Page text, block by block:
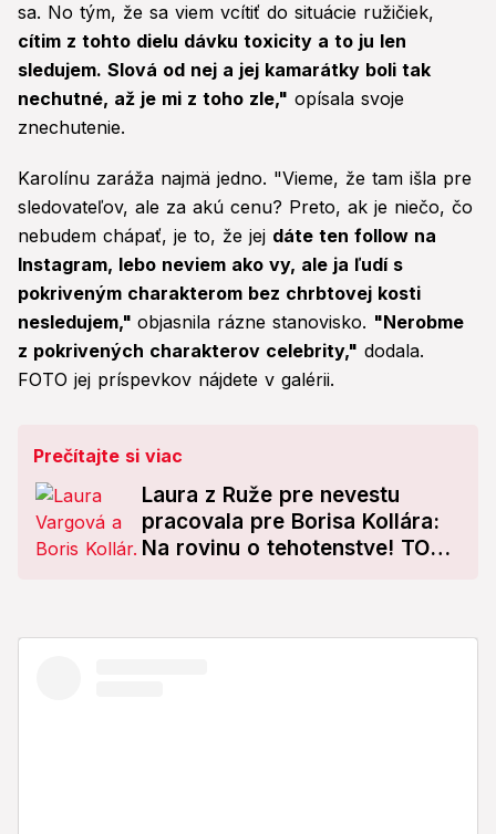
sa. No tým, že sa viem vcítiť do situácie ružičiek,
cítim z tohto dielu dávku toxicity a to ju len
sledujem. Slová od nej a jej kamarátky boli tak
nechutné, až je mi z toho zle," opísala svoje
znechutenie.
Karolínu zaráža najmä jedno. "Vieme, že tam išla pre
sledovateľov, ale za akú cenu? Preto, ak je niečo, čo
nebudem chápať, je to, že jej dáte ten follow na
Instagram, lebo neviem ako vy, ale ja ľudí s
pokriveným charakterom bez chrbtovej kosti
nesledujem," objasnila rázne stanovisko. "Nerobme
z pokrivených charakterov celebrity," dodala.
FOTO jej príspevkov nájdete v galérii.
Prečítajte si viac
Laura z Ruže pre nevestu
pracovala pre Borisa Kollára:
Na rovinu o tehotenstve! TOTO